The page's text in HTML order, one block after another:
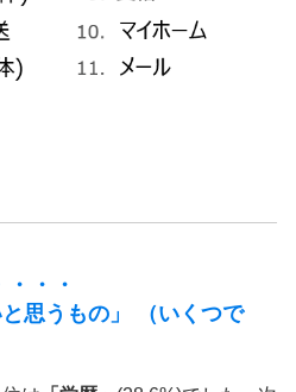
・・
思うもの」 （いくつで